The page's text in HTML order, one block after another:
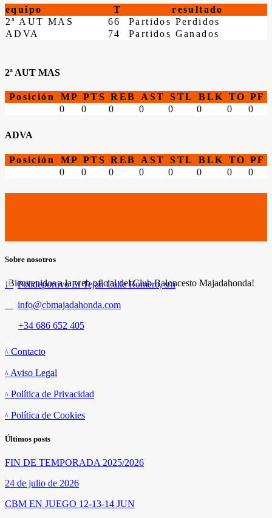
equipo T
resultado
2ª AUT MAS
66
Partidos Perdidos
ADVA
74 Partidos Ganados
2ª AUT MAS
Posición MP PTS REB AST STL BLK TO PF
0
0 0 0 0 0 0 0
ADVA
Posición MP PTS REB AST STL BLK TO PF
0
0 0 0 0 0 0 0
Sobre nosotros
¡Bienvenidos a la web oficial del Club Baloncesto Majadahonda!
Polideportivo El Tejar. Calle Romero, s/n
info@cbmajadahonda.com
+34 686 652 405
Contacto
Aviso Legal
Política de Privacidad
Política de Cookies
Últimos posts
FIN DE TEMPORADA 2025/2026
24 de julio de 2026
CBM EN JUEGO 12-13-14 JUN